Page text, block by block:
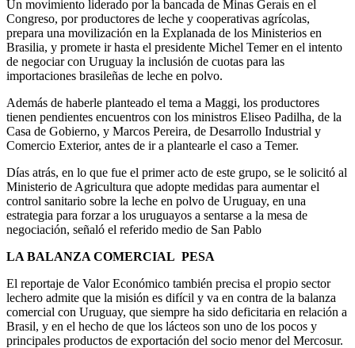
Un movimiento liderado por la bancada de Minas Gerais en el
Congreso, por productores de leche y cooperativas agrícolas,
prepara una movilización en la Explanada de los Ministerios en
Brasilia, y promete ir hasta el presidente Michel Temer en el intento
de negociar con Uruguay la inclusión de cuotas para las
importaciones brasileñas de leche en polvo.
Además de haberle planteado el tema a Maggi, los productores
tienen pendientes encuentros con los ministros Eliseo Padilha, de la
Casa de Gobierno, y Marcos Pereira, de Desarrollo Industrial y
Comercio Exterior, antes de ir a plantearle el caso a Temer.
Días atrás, en lo que fue el primer acto de este grupo, se le solicitó al
Ministerio de Agricultura que adopte medidas para aumentar el
control sanitario sobre la leche en polvo de Uruguay, en una
estrategia para forzar a los uruguayos a sentarse a la mesa de
negociación, señaló el referido medio de San Pablo
LA BALANZA COMERCIAL PESA
El reportaje de Valor Económico también precisa el propio sector
lechero admite que la misión es difícil y va en contra de la balanza
comercial con Uruguay, que siempre ha sido deficitaria en relación a
Brasil, y en el hecho de que los lácteos son uno de los pocos y
principales productos de exportación del socio menor del Mercosur.